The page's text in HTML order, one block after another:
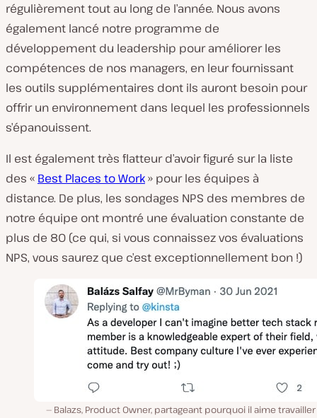
régulièrement tout au long de l’année. Nous avons
également lancé notre programme de
développement du leadership pour améliorer les
compétences de nos managers, en leur fournissant
les outils supplémentaires dont ils auront besoin pour
offrir un environnement dans lequel les professionnels
s’épanouissent.
Il est également très flatteur d’avoir figuré sur la liste
des « Best Places to Work» pour les équipes à
distance. De plus, les sondages NPS des membres de
notre équipe ont montré une évaluation constante de
plus de 80 (ce qui, si vous connaissez vos évaluations
NPS, vous saurez que c’est exceptionnellement bon !)
Balazs, Product Owner, partageant pourquoi il aime